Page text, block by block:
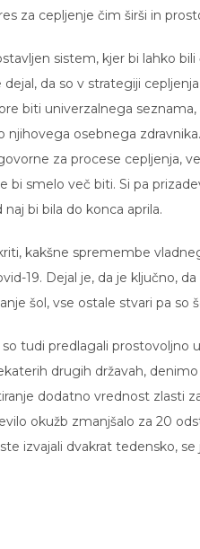
za cepljenje čim širši in
sistem, kjer bi lahko
da so v strategiji
biti univerzalnega
njihovega osebnega
za procese cepljenja,
bi smelo več biti. Si pa
bi bila do konca aprila.
kakšne spremembe
19. Dejal je, da je ključno,
šol, vse ostale stvari pa so
tudi predlagali prostovoljno
drugih državah,
dodatno vrednost zlasti
okužb zmanjšalo za 20
izvajali dvakrat tedensko,